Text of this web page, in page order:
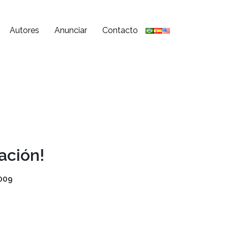
Autores Anunciar Contacto